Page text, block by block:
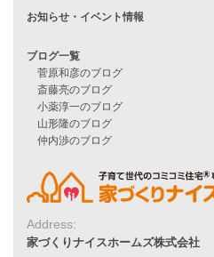
自由設計注文住宅
Sシリーズ
シンプルな平屋
家づくりナイスホームズの家づくり
エコハウス
家づくりの流れ
7つのポイント
アフターメンテナンス
平屋をお考えの方へ
Address:
家づくりナイスホームズ株式会社